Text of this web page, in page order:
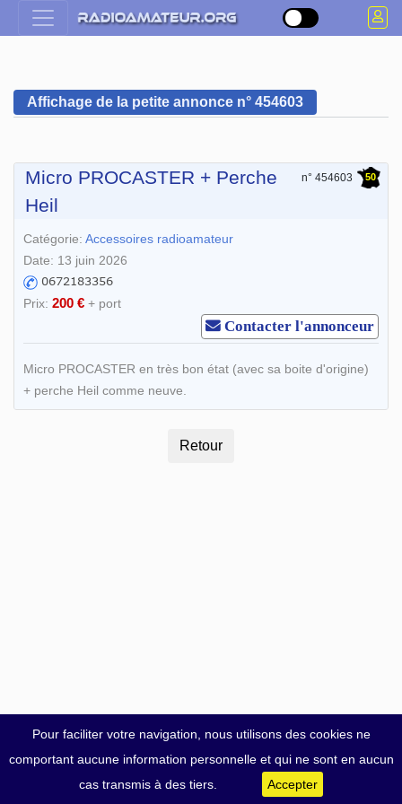
Pour faciliter votre navigation, nous utilisons des cookies ne
comportant aucune information personnelle et qui ne sont en aucun
cas transmis à des tiers.
Accepter
Affichage de la petite annonce n° 454603
Micro PROCASTER + Perche
Heil
n° 454603 50
Catégorie: Accessoires radioamateur
Date: 13 juin 2026
Prix: 200 € + port
Contacter l'annonceur
Micro PROCASTER en très bon état (avec sa boite d'origine)
+ perche Heil comme neuve.